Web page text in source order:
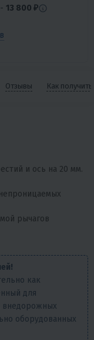
13 800 ₽
Отзывы Как получить
и ось на 20 мм.
рычагов
как
для
внедорожных
оборудованных